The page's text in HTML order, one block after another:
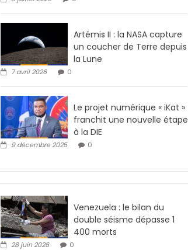
Artémis II : la NASA capture
un coucher de Terre depuis
la Lune
7 avril 2026 0
Le projet numérique « iKat »
franchit une nouvelle étape
à la DIE
9 décembre 2025 0
Venezuela : le bilan du
double séisme dépasse 1
400 morts
28 juin 2026 0